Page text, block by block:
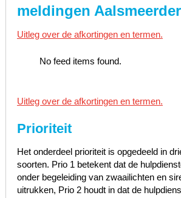
meldingen
Uitleg over de afkortingen en termen.
No feed items found.
Uitleg over de afkortingen en termen.
Prioriteit
Het onderdeel prioriteit is opgedeeld in
soorten. Prio 1 betekent dat de
onder begeleiding van zwaailichten en
uitrukken, Prio 2 houdt in dat de